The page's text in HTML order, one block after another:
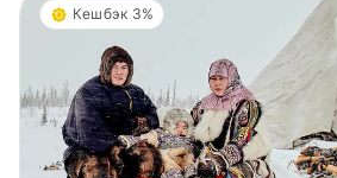
Кешбэк 3%